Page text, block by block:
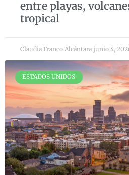
entre playas,
tropical
Claudia Franco Alcántara junio 4,
ESTADOS UNIDOS